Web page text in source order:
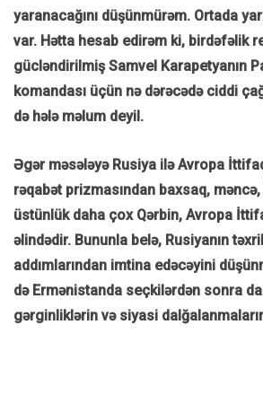
yaranacağını düşünmürəm. Ortada
var. Hətta hesab edirəm ki, birdəfəlik
gücləndirilmiş Samvel Karapetyanın
komandası üçün nə dərəcədə ciddi
də hələ məlum deyil.
Əgər məsələyə Rusiya ilə Avropa
rəqabət prizmasından baxsaq,
üstünlük daha çox Qərbin, Avropa
əlindədir. Bununla belə, Rusiyanın
addımlarından imtina edəcəyini
də Ermənistanda seçkilərdən sonra
gərginliklərin və siyasi